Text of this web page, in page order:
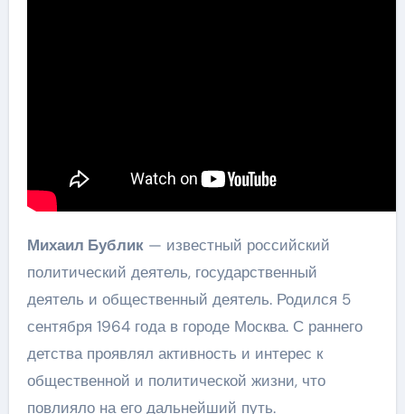
Михаил Бублик— известный российский
политический деятель, государственный
деятель и общественный деятель. Родился 5
сентября 1964 года в городе Москва. С раннего
детства проявлял активность и интерес к
общественной и политической жизни, что
повлияло на его дальнейший путь.